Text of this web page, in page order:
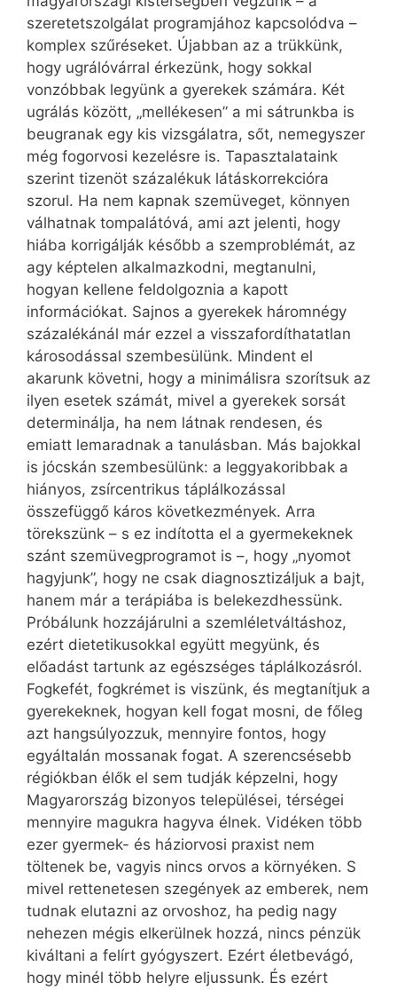
szeretetszolgálat programjához kapcsolódva –
komplex szűréseket. Újabban az a trükkünk,
hogy ugrálóvárral érkezünk, hogy sokkal
vonzóbbak legyünk a gyerekek számára. Két
ugrálás között, „mellékesen” a mi sátrunkba is
beugranak egy kis vizsgálatra, sőt, nemegyszer
még fogorvosi kezelésre is. Tapasztalataink
szerint tizenöt százalékuk látáskorrekcióra
szorul. Ha nem kapnak szemüveget, könnyen
válhatnak tompalátóvá, ami azt jelenti, hogy
hiába korrigálják később a szemproblémát, az
agy képtelen alkalmazkodni, megtanulni,
hogyan kellene feldolgoznia a kapott
információkat. Sajnos a gyerekek háromnégy
százalékánál már ezzel a visszafordíthatatlan
károsodással szembesülünk. Mindent el
akarunk követni, hogy a minimálisra szorítsuk az
ilyen esetek számát, mivel a gyerekek sorsát
determinálja, ha nem látnak rendesen, és
emiatt lemaradnak a tanulásban. Más bajokkal
is jócskán szembesülünk: a leggyakoribbak a
hiányos, zsírcentrikus táplálkozással
összefüggő káros következmények. Arra
törekszünk – s ez indította el a gyermekeknek
szánt szemüvegprogramot is –, hogy „nyomot
hagyjunk”, hogy ne csak diagnosztizáljuk a bajt,
hanem már a terápiába is belekezdhessünk.
Próbálunk hozzájárulni a szemléletváltáshoz,
ezért dietetikusokkal együtt megyünk, és
előadást tartunk az egészséges táplálkozásról.
Fogkefét, fogkrémet is viszünk, és megtanítjuk a
gyerekeknek, hogyan kell fogat mosni, de főleg
azt hangsúlyozzuk, mennyire fontos, hogy
egyáltalán mossanak fogat. A szerencsésebb
régiókban élők el sem tudják képzelni, hogy
Magyarország bizonyos települései, térségei
mennyire magukra hagyva élnek. Vidéken több
ezer gyermek- és háziorvosi praxist nem
töltenek be, vagyis nincs orvos a környéken. S
mivel rettenetesen szegények az emberek, nem
tudnak elutazni az orvoshoz, ha pedig nagy
nehezen mégis elkerülnek hozzá, nincs pénzük
kiváltani a felírt gyógyszert. Ezért életbevágó,
hogy minél több helyre eljussunk. És ezért